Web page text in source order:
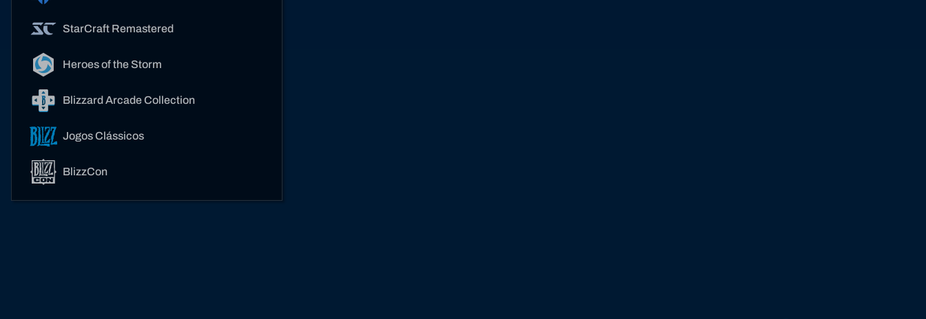
StarCraft Remastered
Heroes of the Storm
Blizzard Arcade Collection
Jogos Clássicos
BlizzCon